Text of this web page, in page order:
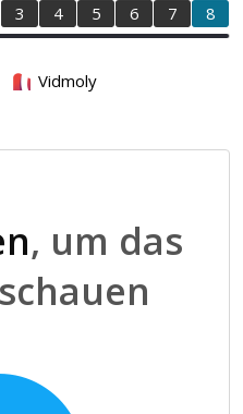
3 4 5 6 7 8
Vidmoly
, um das